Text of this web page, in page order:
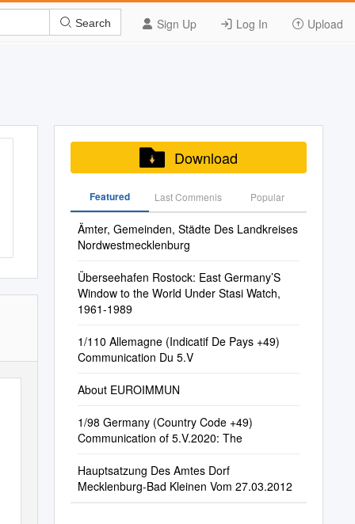
Sign Up Log In Upload
Search
Download
Featured Last Commenis Popular
Ämter, Gemeinden, Städte Des Landkreises
Nordwestmecklenburg
Überseehafen Rostock: East Germany’S
Window to the World Under Stasi Watch,
1961-1989
1/110 Allemagne (Indicatif De Pays +49)
Communication Du 5.V
About EUROIMMUN
1/98 Germany (Country Code +49)
Communication of 5.V.2020: The
Hauptsatzung Des Amtes Dorf
Mecklenburg-Bad Kleinen Vom 27.03.2012